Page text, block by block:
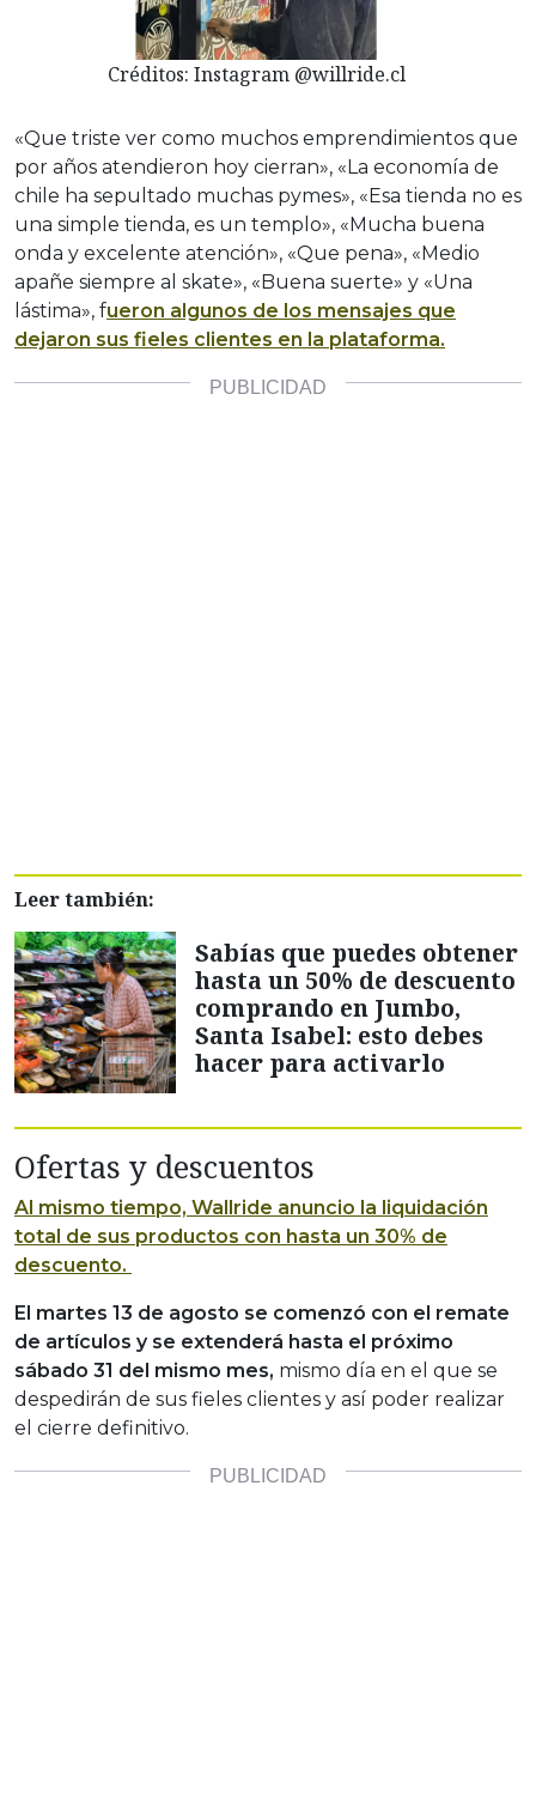
Créditos: Instagram @willride.cl
«Que triste ver como muchos emprendimientos que
por años atendieron hoy cierran», «La economía de
chile ha sepultado muchas pymes», «Esa tienda no es
una simple tienda, es un templo», «Mucha buena
onda y excelente atención», «Que pena», «Medio
apañe siempre al skate», «Buena suerte» y «Una
lástima», fueron algunos de los mensajes que
dejaron sus fieles clientes en la plataforma.
Leer también:
Sabías que puedes obtener
hasta un 50% de descuento
comprando en Jumbo,
Santa Isabel: esto debes
hacer para activarlo
Ofertas y descuentos
Al mismo tiempo, Wallride anuncio la liquidación
total de sus productos con hasta un 30% de
descuento.
El martes 13 de agosto se comenzó con el remate
de artículos y se extenderá hasta el próximo
sábado 31 del mismo mes, mismo día en el que se
despedirán de sus fieles clientes y así poder realizar
el cierre definitivo.